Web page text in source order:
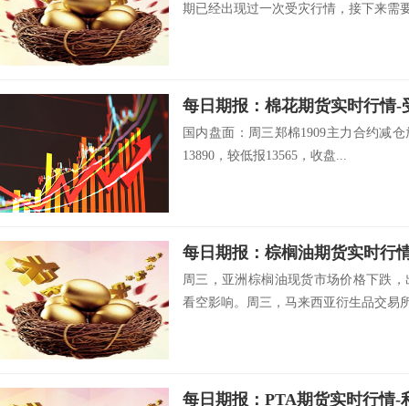
期已经出现过一次受灾行情，接下来需
国内盘面：周三郑棉1909主力合约减
13890，较低报13565，收盘...
周三，亚洲棕榈油现货市场价格下跌
看空影响。周三，马来西亚衍生品交易